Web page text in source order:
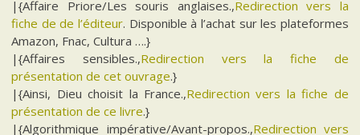
|{Affaire Priore/Les souris anglaises.,Redirection vers la
fiche de de l’éditeur. Disponible à l’achat sur les plateformes
Amazon, Fnac, Cultura ….}
|{Affaires sensibles.,Redirection vers la fiche de
présentation de cet ouvrage.}
|{Ainsi, Dieu choisit la France.,Redirection vers la fiche de
présentation de ce livre.}
|{Algorithmique impérative/Avant-propos.,Redirection vers